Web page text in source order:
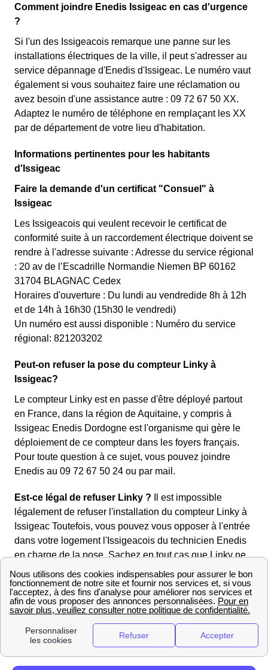
Comment joindre Enedis Issigeac en cas d'urgence
?
Si l'un des Issigeacois remarque une panne sur les
installations électriques de la ville, il peut s'adresser au
service dépannage d'Enedis d'Issigeac. Le numéro vaut
également si vous souhaitez faire une réclamation ou
avez besoin d'une assistance autre : 09 72 67 50 XX.
Adaptez le numéro de téléphone en remplaçant les XX
par de département de votre lieu d'habitation.
Informations pertinentes pour les habitants
d'Issigeac
Faire la demande d'un certificat "Consuel" à
Issigeac
Les Issigeacois qui veulent recevoir le certificat de
conformité suite à un raccordement électrique doivent se
rendre à l'adresse suivante : Adresse du service régional
: 20 av de l’Escadrille Normandie Niemen BP 60162
31704 BLAGNAC Cedex
Horaires d'ouverture : Du lundi au vendredide 8h à 12h
et de 14h à 16h30 (15h30 le vendredi)
Un numéro est aussi disponible : Numéro du service
régional: 821203202
Peut-on refuser la pose du compteur Linky à
Issigeac?
Le compteur Linky est en passe d'être déployé partout
en France, dans la région de Aquitaine, y compris à
Issigeac Enedis Dordogne est l'organisme qui gère le
déploiement de ce compteur dans les foyers français.
Pour toute question à ce sujet, vous pouvez joindre
Enedis au 09 72 67 50 24 ou par mail.
Est-ce légal de refuser Linky ? Il est impossible
légalement de refuser l'installation du compteur Linky à
Issigeac Toutefois, vous pouvez vous opposer à l'entrée
dans votre logement l'Issigeacois du technicien Enedis
en charge de la pose. Sachez en tout cas que Linky ne
comporte pas de risque pour la santé, et ne vous
espionnera pas.
Comment joindre la mairie d'Issigeac
Nouveau venu à Issigeac ? Vous recherchez des
informations sur la mairie d'Issigeac ?